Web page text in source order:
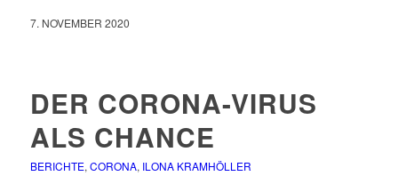
7. NOVEMBER 2020
DER CORONA-VIRUS
ALS CHANCE
BERICHTE, CORONA, ILONA KRAMHÖLLER